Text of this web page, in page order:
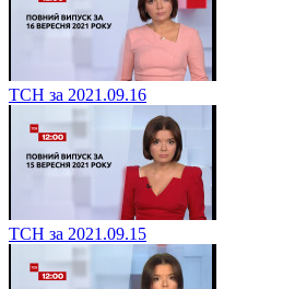
ТСН за 2021.09.16
ТСН за 2021.09.15